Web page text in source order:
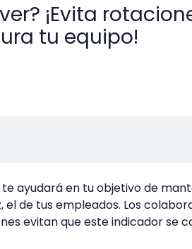
¡Evita
tu equipo!
te ayudará en tu objetivo de
el de tus empleados. Los
evitan que este indicador se